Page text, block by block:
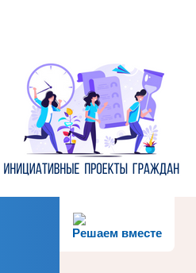
Решаем вместе